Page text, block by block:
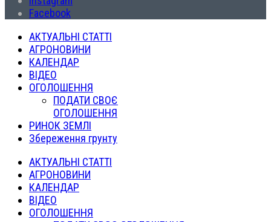
Facebook
АКТУАЛЬНІ СТАТТІ
АГРОНОВИНИ
КАЛЕНДАР
ВІДЕО
ОГОЛОШЕННЯ
ПОДАТИ СВОЄ
ОГОЛОШЕННЯ
РИНОК ЗЕМЛІ
Збереження грунту
АКТУАЛЬНІ СТАТТІ
АГРОНОВИНИ
КАЛЕНДАР
ВІДЕО
ОГОЛОШЕННЯ